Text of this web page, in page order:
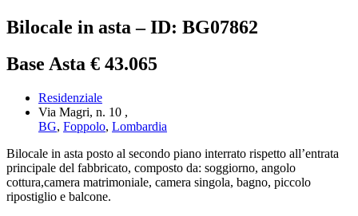
Bilocale in asta – ID: BG07862
Base Asta € 43.065
Residenziale
Via Magri, n. 10 ,
BG, Foppolo, Lombardia
Bilocale in asta posto al secondo piano interrato rispetto all’entrata
principale del fabbricato, composto da: soggiorno, angolo
cottura,camera matrimoniale, camera singola, bagno, piccolo
ripostiglio e balcone.